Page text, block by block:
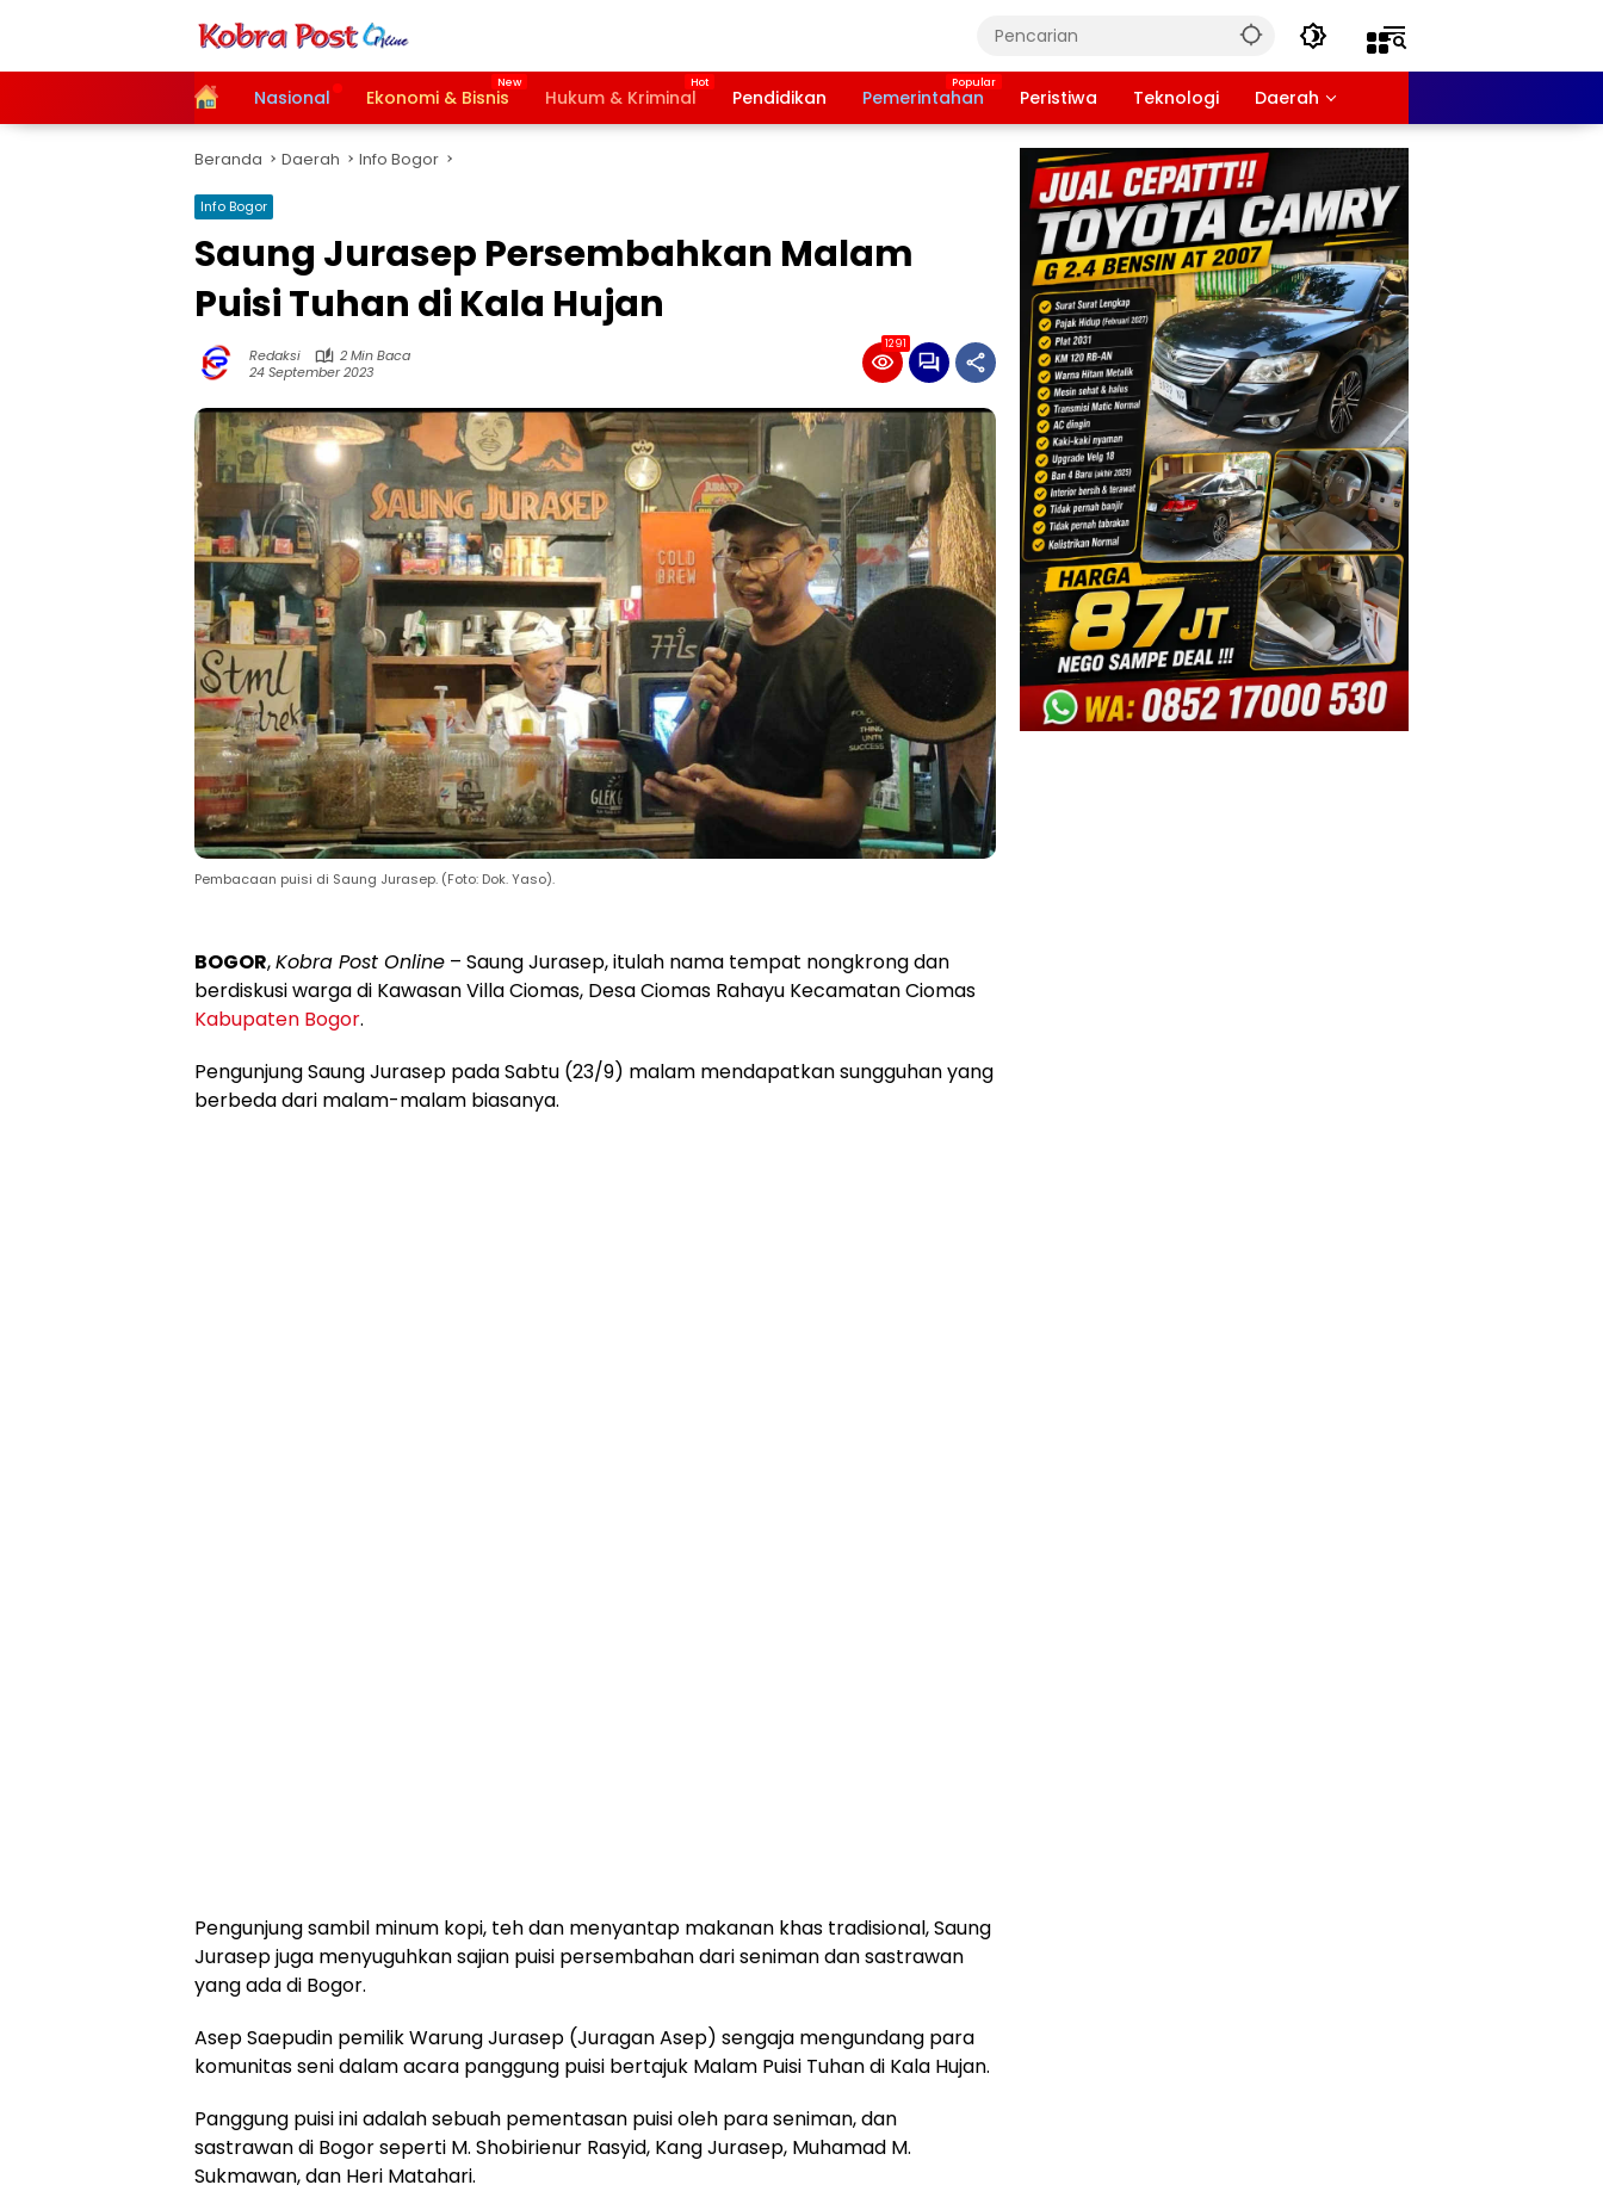
HomeNasional Ekonomi & Bisnis Hukum & Kriminal Pendidikan Pemerintahan Peristiwa Teknologi Daerah
Beranda Daerah Info Bogor
Info Bogor
Saung Jurasep Persembahkan Malam
Puisi Tuhan di Kala Hujan
Redaksi
2 Min Baca
24 September 2023
1291
Pembacaan puisi di Saung Jurasep. (Foto: Dok. Yaso).
BOGOR,Kobra Post Online – Saung Jurasep, itulah nama tempat nongkrong dan
berdiskusi warga di Kawasan Villa Ciomas, Desa Ciomas Rahayu Kecamatan Ciomas
Kabupaten Bogor.
Pengunjung Saung Jurasep pada Sabtu (23/9) malam mendapatkan sungguhan yang
berbeda dari malam-malam biasanya.
Pengunjung sambil minum kopi, teh dan menyantap makanan khas tradisional, Saung
Jurasep juga menyuguhkan sajian puisi persembahan dari seniman dan sastrawan
yang ada di Bogor.
Asep Saepudin pemilik Warung Jurasep (Juragan Asep) sengaja mengundang para
komunitas seni dalam acara panggung puisi bertajuk Malam Puisi Tuhan di Kala Hujan.
Panggung puisi ini adalah sebuah pementasan puisi oleh para seniman, dan
sastrawan di Bogor seperti M. Shobirienur Rasyid, Kang Jurasep, Muhamad M.
Sukmawan, dan Heri Matahari.